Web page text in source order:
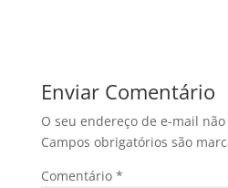
Enviar Comentário
O seu endereço de e-mail
Campos obrigatórios são
Comentário *